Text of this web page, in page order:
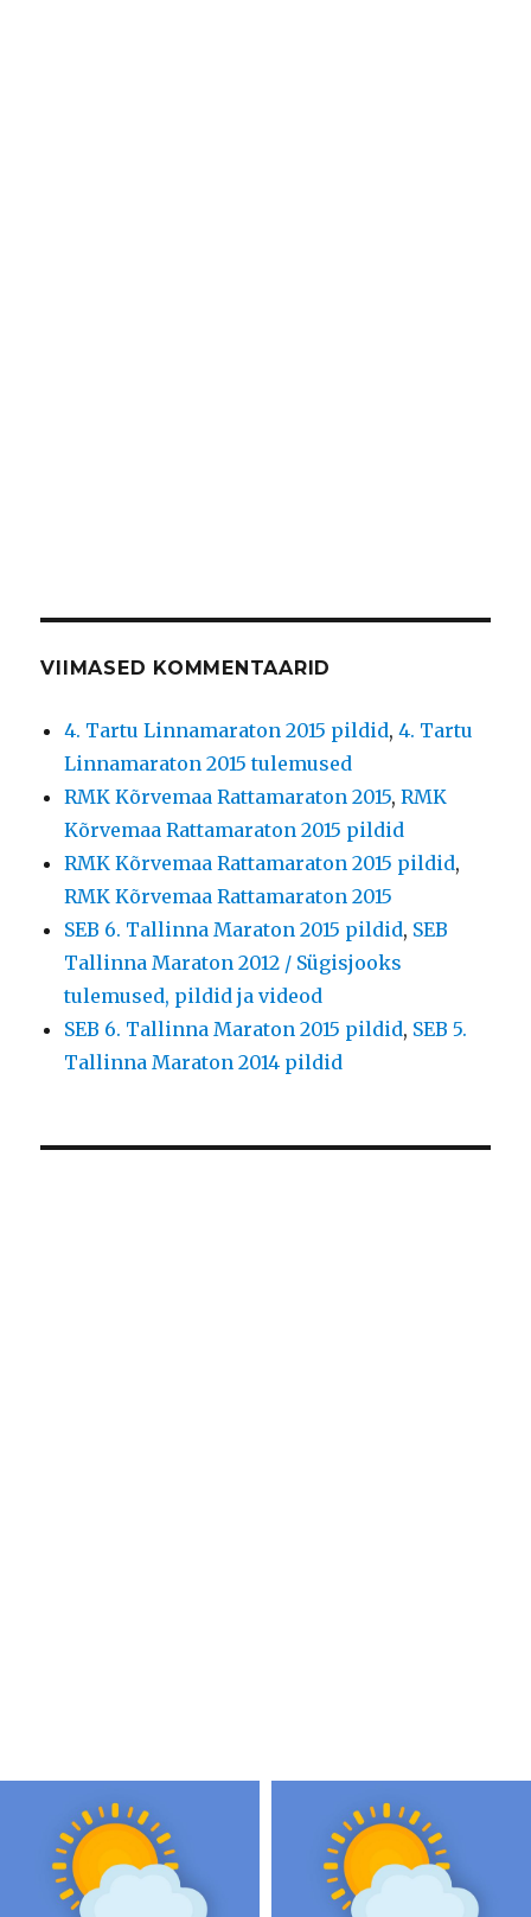
VIIMASED KOMMENTAARID
4. Tartu Linnamaraton 2015 pildid,4. Tartu
Linnamaraton 2015 tulemused
RMK Kõrvemaa Rattamaraton 2015,RMK
Kõrvemaa Rattamaraton 2015 pildid
RMK Kõrvemaa Rattamaraton 2015 pildid,
RMK Kõrvemaa Rattamaraton 2015
SEB 6. Tallinna Maraton 2015 pildid, SEB
Tallinna Maraton 2012 / Sügisjooks
tulemused, pildid ja videod
SEB 6. Tallinna Maraton 2015 pildid, SEB 5.
Tallinna Maraton 2014 pildid